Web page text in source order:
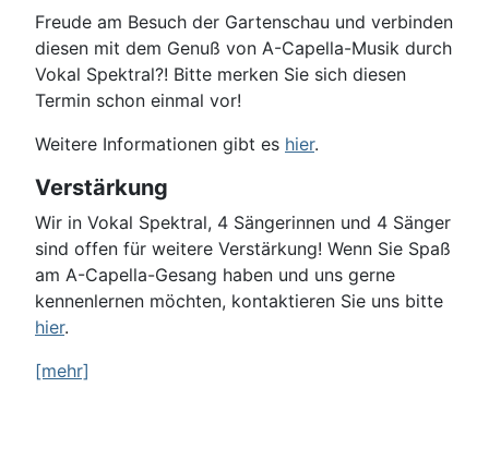
Freude am Besuch der Gartenschau und verbinden
diesen mit dem Genuß von A-Capella-Musik durch
Vokal Spektral?! Bitte merken Sie sich diesen
Termin schon einmal vor!
Weitere Informationen gibt es hier.
Verstärkung
Wir in Vokal Spektral, 4 Sängerinnen und 4 Sänger
sind offen für weitere Verstärkung! Wenn Sie Spaß
am A-Capella-Gesang haben und uns gerne
kennenlernen möchten, kontaktieren Sie uns bitte
hier.
[mehr]